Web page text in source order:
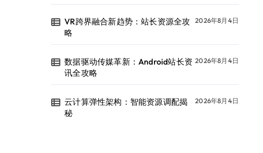
VR跨界融合新趋势：站长资源全攻
略
2026年8月4日
数据驱动传媒革新：Android站长资
讯全攻略
2026年8月4日
云计算弹性架构：智能资源调配揭
秘
2026年8月4日